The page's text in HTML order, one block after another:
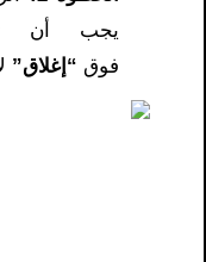
يجب أن
فوق “إغلاق”